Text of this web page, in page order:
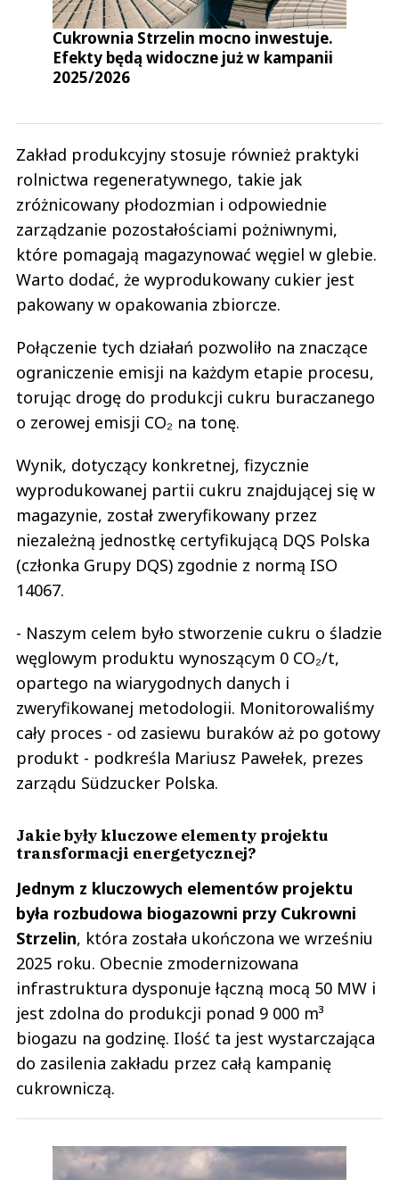
Cukrownia Strzelin mocno inwestuje.
Efekty będą widoczne już w kampanii
2025/2026
Zakład produkcyjny stosuje również praktyki
rolnictwa regeneratywnego, takie jak
zróżnicowany płodozmian i odpowiednie
zarządzanie pozostałościami pożniwnymi,
które pomagają magazynować węgiel w glebie.
Warto dodać, że wyprodukowany cukier jest
pakowany w opakowania zbiorcze.
Połączenie tych działań pozwoliło na znaczące
ograniczenie emisji na każdym etapie procesu,
torując drogę do produkcji cukru buraczanego
o zerowej emisji CO₂ na tonę.
Wynik, dotyczący konkretnej, fizycznie
wyprodukowanej partii cukru znajdującej się w
magazynie, został zweryfikowany przez
niezależną jednostkę certyfikującą DQS Polska
(członka Grupy DQS) zgodnie z normą ISO
14067.
- Naszym celem było stworzenie cukru o śladzie
węglowym produktu wynoszącym 0 CO₂/t,
opartego na wiarygodnych danych i
zweryfikowanej metodologii. Monitorowaliśmy
cały proces - od zasiewu buraków aż po gotowy
produkt - podkreśla Mariusz Pawełek, prezes
zarządu Südzucker Polska.
Jakie były kluczowe elementy projektu
transformacji energetycznej?
Jednym z kluczowych elementów projektu
była rozbudowa biogazowni przy Cukrowni
Strzelin, która została ukończona we wrześniu
2025 roku. Obecnie zmodernizowana
infrastruktura dysponuje łączną mocą 50 MW i
jest zdolna do produkcji ponad 9 000 m³
biogazu na godzinę. Ilość ta jest wystarczająca
do zasilenia zakładu przez całą kampanię
cukrowniczą.